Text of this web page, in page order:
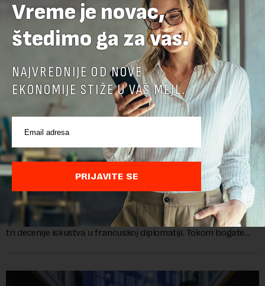
Ambasadorka Francuske: Napredak nije uklonio
sve prepreke
Od oktobra 2025. godine, funkciju ambasadorke Francuske u
Srbiji obavlja Florans Ferari, karijerna diplomatkinja sa više od
tri decenije iskustva u francuskoj diplomatiji. Tokom bogate
Vreme je novac,
štedimo ga za vas.
NAJVREDNIJE OD NOVE
EKONOMIJE STIŽE U VAŠ MEJL.
PRIJAVITE SE